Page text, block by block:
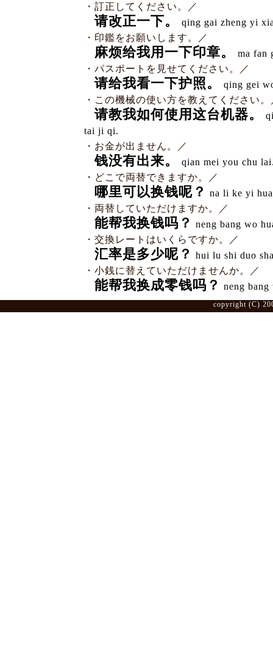
・訂正してください。／
请改正一下。
qing gai zheng yi
・印鑑をお願いします。／
麻烦给我用一下印章。
ma fan
・パスポートを見せてください。／
请给我看一下护照。
qing gei
・この機械の使い方を教えてください。
请教我如何使用这台机器。
tai ji qi.
・お金が出ません。／
钱没有出来。
qian mei you chu
・どこで両替できますか。／
哪里可以换钱呢？ na li ke yi
・両替していただけますか。／
能帮我换钱吗？ neng bang wo
・交換レートはいくらですか。／
汇率是多少呢？ hui lu shi duo
・小銭に替えていただけませんか。／
能帮我换成零钱吗？ neng
copyright (C)